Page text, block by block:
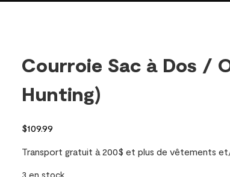
Courroie Sac à Dos /
Hunting)
$109.99
Transport gratuit à 200$ et plus de vêtements
3 en stock